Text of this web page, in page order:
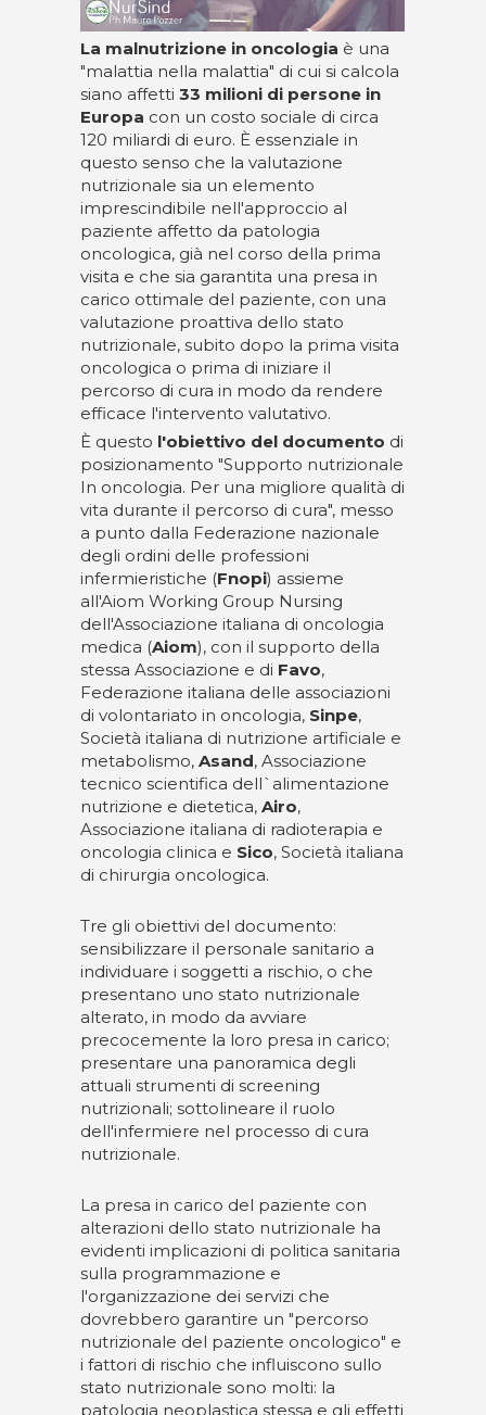
La malnutrizione in oncologia è una
"malattia nella malattia" di cui si calcola
siano affetti 33 milioni di persone in
Europa con un costo sociale di circa
120 miliardi di euro. È essenziale in
questo senso che la valutazione
nutrizionale sia un elemento
imprescindibile nell'approccio al
paziente affetto da patologia
oncologica, già nel corso della prima
visita e che sia garantita una presa in
carico ottimale del paziente, con una
valutazione proattiva dello stato
nutrizionale, subito dopo la prima visita
oncologica o prima di iniziare il
percorso di cura in modo da rendere
efficace l'intervento valutativo.
È questo l'obiettivo del documento di
posizionamento "Supporto nutrizionale
In oncologia. Per una migliore qualità di
vita durante il percorso di cura", messo
a punto dalla Federazione nazionale
degli ordini delle professioni
infermieristiche (Fnopi) assieme
all'Aiom Working Group Nursing
dell'Associazione italiana di oncologia
medica (Aiom), con il supporto della
stessa Associazione e di Favo,
Federazione italiana delle associazioni
di volontariato in oncologia, Sinpe,
Società italiana di nutrizione artificiale e
metabolismo, Asand, Associazione
tecnico scientifica dell`alimentazione
nutrizione e dietetica, Airo,
Associazione italiana di radioterapia e
oncologia clinica e Sico, Società italiana
di chirurgia oncologica.
Tre gli obiettivi del documento:
sensibilizzare il personale sanitario a
individuare i soggetti a rischio, o che
presentano uno stato nutrizionale
alterato, in modo da avviare
precocemente la loro presa in carico;
presentare una panoramica degli
attuali strumenti di screening
nutrizionali; sottolineare il ruolo
dell'infermiere nel processo di cura
nutrizionale.
La presa in carico del paziente con
alterazioni dello stato nutrizionale ha
evidenti implicazioni di politica sanitaria
sulla programmazione e
l'organizzazione dei servizi che
dovrebbero garantire un "percorso
nutrizionale del paziente oncologico" e
i fattori di rischio che influiscono sullo
stato nutrizionale sono molti: la
patologia neoplastica stessa e gli effetti